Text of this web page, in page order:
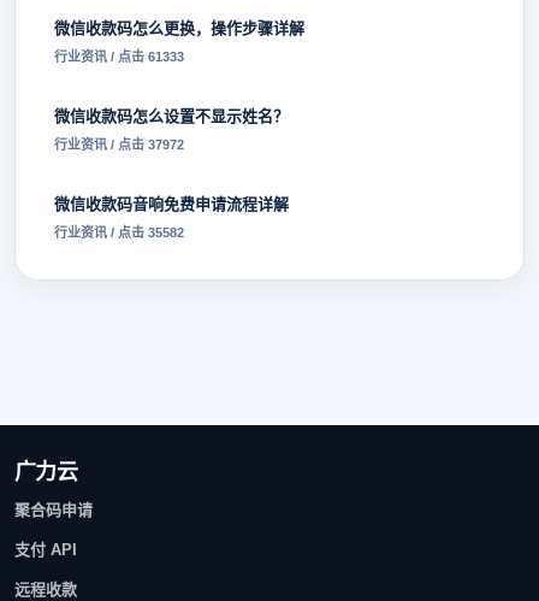
微信收款码怎么更换，操作步骤详解
行业资讯 / 点击 61333
微信收款码怎么设置不显示姓名？
行业资讯 / 点击 37972
微信收款码音响免费申请流程详解
行业资讯 / 点击 35582
广力云
聚合码申请
支付 API
远程收款